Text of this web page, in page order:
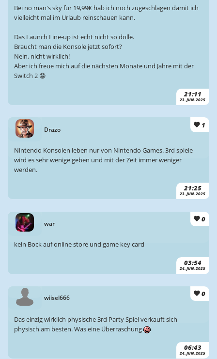
21:11
23. JUN. 2025
Bei no man's sky für 19,99€ hab ich noch zugeschlagen damit ich
vielleicht mal im Urlaub reinschauen kann.
Das Launch Line-up ist echt nicht so dolle.
Braucht man die Konsole jetzt sofort?
Nein, nicht wirklich!
Aber ich freue mich auf die nächsten Monate und Jahre mit der
Switch 2 😁
Drazo
1
21:25
23. JUN. 2025
Nintendo Konsolen leben nur von Nintendo Games. 3rd spiele
wird es sehr wenige geben und mit der Zeit immer weniger
werden.
war
0
03:54
24. JUN. 2025
kein Bock auf online store und game key card
wiisel666 0
06:43
24. JUN. 2025
Das einzig wirklich physische 3rd Party Spiel verkauft sich
physisch am besten. Was eine Überraschung